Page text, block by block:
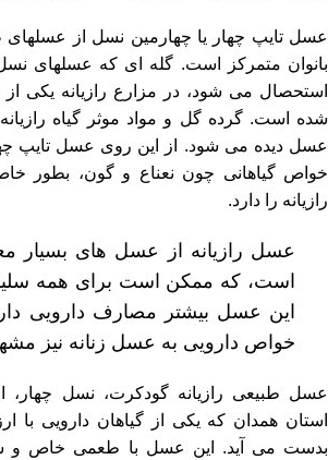
عسل تایپ چهار یا چهارمین نسل از
بانوان متمرکز است. گله ای که عسلهای
استحصال می شود، در مزارع رازیانه یکی
شده است. گرده گل و مواد موثر گیاه
عسل دیده می شود. از این روی عسل تایپ
خواص گیاهانی چون نعناع و گون، بطور
رازیانه را دارد.
عسل رازیانه از عسل های بسیار
است، که ممکن است برای همه
این عسل بیشتر مصارف دارویی
خواص دارویی به عسل زنانه نیز
عسل طبیعی رازیانه گودکرت، نسل چهار،
استان همدان که یکی از گیاهان دارویی
بدست می آید. این عسل با طعمی خاص و